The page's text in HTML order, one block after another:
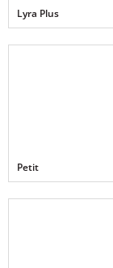
Lyra Plus
Petit